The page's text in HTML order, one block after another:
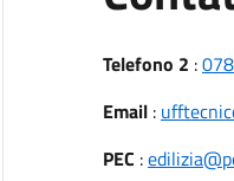
Telefono 2 :
Email:
PEC :